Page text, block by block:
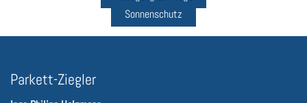
Sonnenschutz
Parkett-Ziegler